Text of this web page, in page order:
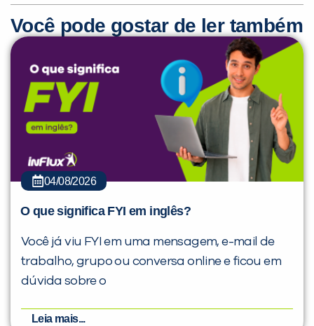
Você pode gostar de ler também
04/08/2026
O que significa FYI em inglês?
Você já viu FYI em uma mensagem, e-mail de
trabalho, grupo ou conversa online e ficou em
dúvida sobre o
Leia mais...